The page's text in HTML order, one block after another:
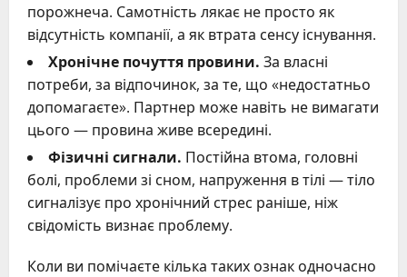
порожнеча. Самотність лякає не просто як
відсутність компанії, а як втрата сенсу існування.
Хронічне почуття провини. За власні
потреби, за відпочинок, за те, що «недостатньо
допомагаєте». Партнер може навіть не вимагати
цього — провина живе всередині.
Фізичні сигнали. Постійна втома, головні
болі, проблеми зі сном, напруження в тілі — тіло
сигналізує про хронічний стрес раніше, ніж
свідомість визнає проблему.
Коли ви помічаєте кілька таких ознак одночасно